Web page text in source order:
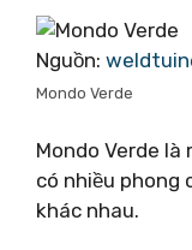
Nguồn:
Mondo Verde
Mondo Verde
có nhiều phong
khác nhau.